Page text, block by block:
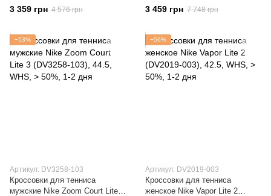
(DV3258-001)
3 359 грн 4 576 грн
Cly (FD1156-300)
3 459 грн 7 748 грн
−53%
Артикул: DV3258-103
Кроссовки для тенниса
мужские Nike Zoom Court Lite 3
−56%
Артикул: DV2019-003
Кроссовки для тенниса
женское Nike Vapor Lite 2